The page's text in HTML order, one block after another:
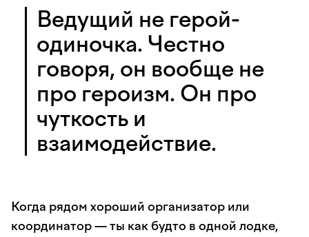
Ведущий не герой-
одиночка. Честно
говоря, он вообще не
про героизм. Он про
чуткость и
взаимодействие.
Когда рядом хороший организатор или
координатор — ты как будто в одной лодке,